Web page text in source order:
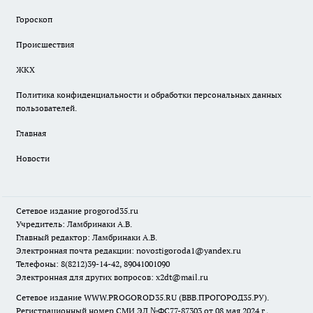
Гороскоп
Происшествия
ЖКХ
Политика конфиденциальности и обработки персональных данных
пользователей.
Главная
Новости
Сетевое издание progorod35.ru
Учредитель: Ламбринаки А.В.
Главный редактор: Ламбринаки А.В.
Электронная почта редакции: novostigoroda1@yandex.ru
Телефоны: 8(8212)39-14-42, 89041001090
Электронная для других вопросов: x2dt@mail.ru
Сетевое издание WWW.PROGOROD35.RU (ВВВ.ПРОГОРОД35.РУ).
Регистрационный номер СМИ ЭЛ №ФС77-87303 от 08 мая 2024 г.,